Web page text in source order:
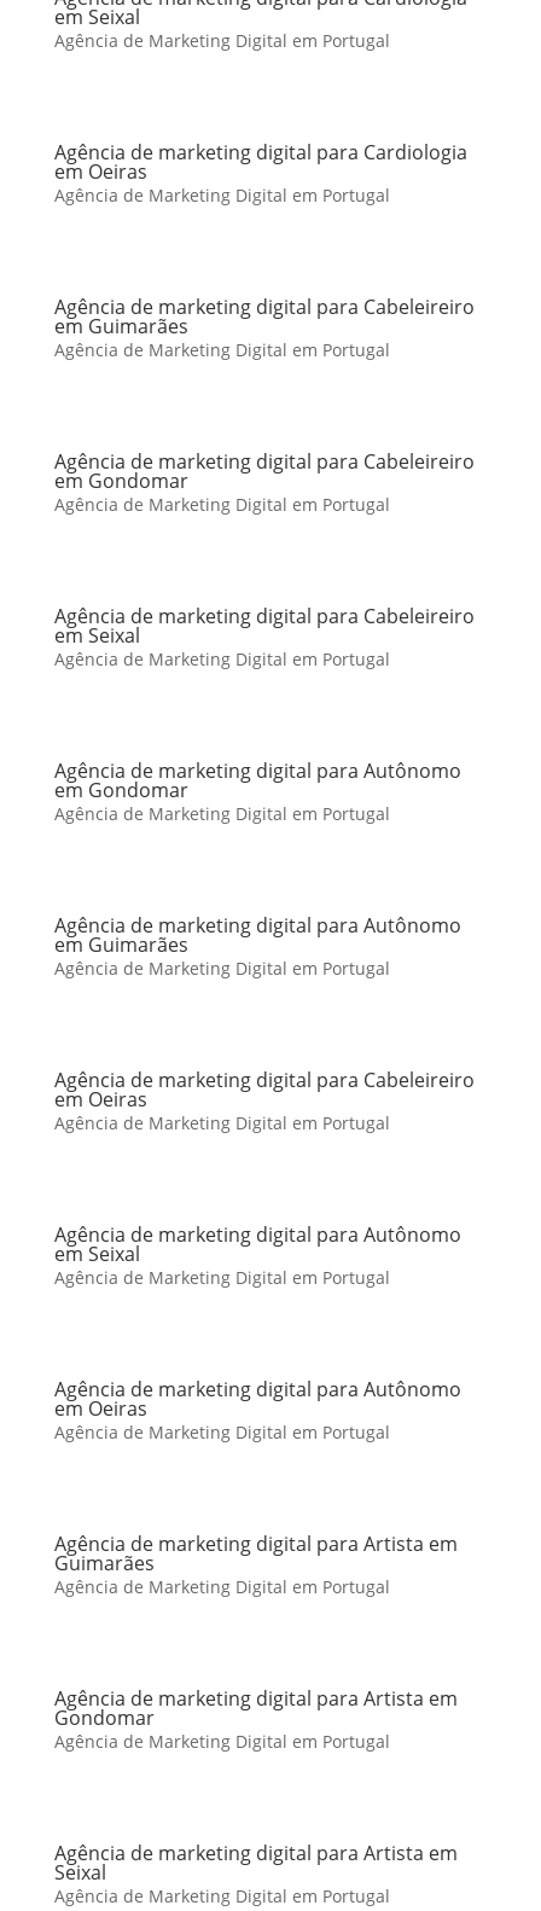
em Seixal
Agência de Marketing Digital em Portugal
Agência de marketing digital para Cardiologia
em Oeiras
Agência de Marketing Digital em Portugal
Agência de marketing digital para Cabeleireiro
em Guimarães
Agência de Marketing Digital em Portugal
Agência de marketing digital para Cabeleireiro
em Gondomar
Agência de Marketing Digital em Portugal
Agência de marketing digital para Cabeleireiro
em Seixal
Agência de Marketing Digital em Portugal
Agência de marketing digital para Autônomo
em Gondomar
Agência de Marketing Digital em Portugal
Agência de marketing digital para Autônomo
em Guimarães
Agência de Marketing Digital em Portugal
Agência de marketing digital para Cabeleireiro
em Oeiras
Agência de Marketing Digital em Portugal
Agência de marketing digital para Autônomo
em Seixal
Agência de Marketing Digital em Portugal
Agência de marketing digital para Autônomo
em Oeiras
Agência de Marketing Digital em Portugal
Agência de marketing digital para Artista em
Guimarães
Agência de Marketing Digital em Portugal
Agência de marketing digital para Artista em
Gondomar
Agência de Marketing Digital em Portugal
Agência de marketing digital para Artista em
Seixal
Agência de Marketing Digital em Portugal